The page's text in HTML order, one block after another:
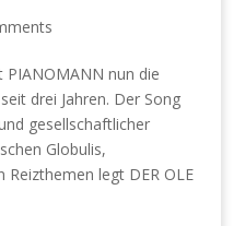
PIANOMANN nun die
drei Jahren. Der Song
gesellschaftlicher
Globulis,
Reizthemen legt DER OLE